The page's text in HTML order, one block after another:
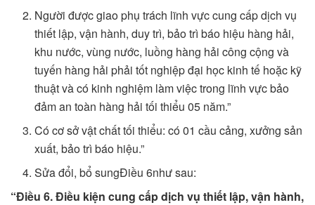
Người được giao phụ trách lĩnh vực cung cấp dịch vụ
thiết lập, vận hành, duy trì, bảo trì báo hiệu hàng hải,
khu nước, vùng nước, luồng hàng hải công cộng và
tuyến hàng hải phải tốt nghiệp đại học kinh tế hoặc kỹ
thuật và có kinh nghiệm làm việc trong lĩnh vực bảo
đảm an toàn hàng hải tối thiểu 05 năm.”
Có cơ sở vật chất tối thiểu: có 01 cầu cảng, xưởng sản
xuất, bảo trì báo hiệu.”
Sửa đổi, bổ sungĐiều 6như sau:
“Điều 6. Điều kiện cung cấp dịch vụ thiết lập, vận hành,